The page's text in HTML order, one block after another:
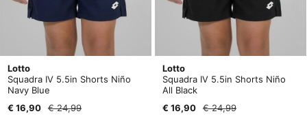
Lotto
Squadra IV 5.5in Shorts Niño
Navy Blue
€ 16,90
€ 24,99
Lotto
Squadra IV 5.5in Shorts Niño
All Black
€ 16,90
€ 24,99